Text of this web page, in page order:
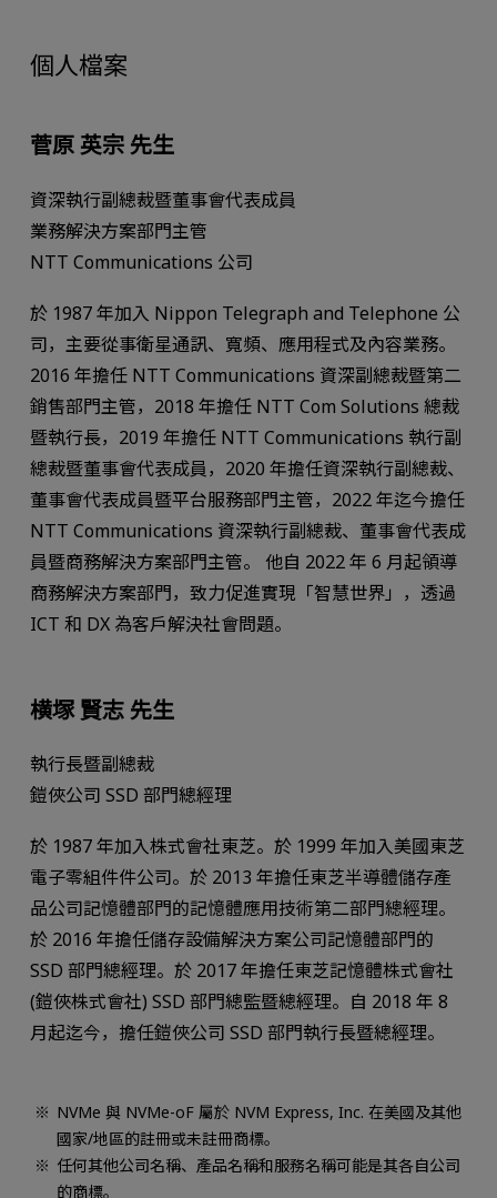
個人檔案
菅原 英宗 先生
資深執行副總裁暨董事會代表成員
業務解決方案部門主管
NTT Communications 公司
於 1987 年加入 Nippon Telegraph and Telephone 公
司，主要從事衛星通訊、寬頻、應用程式及內容業務。
2016 年擔任 NTT Communications 資深副總裁暨第二
銷售部門主管，2018 年擔任 NTT Com Solutions 總裁
暨執行長，2019 年擔任 NTT Communications 執行副
總裁暨董事會代表成員，2020 年擔任資深執行副總裁、
董事會代表成員暨平台服務部門主管，2022 年迄今擔任
NTT Communications 資深執行副總裁、董事會代表成
員暨商務解決方案部門主管。 他自 2022 年 6 月起領導
商務解決方案部門，致力促進實現「智慧世界」，透過
ICT 和 DX 為客戶解決社會問題。
横塚 賢志 先生
執行長暨副總裁
鎧俠公司 SSD 部門總經理
於 1987 年加入株式會社東芝。於 1999 年加入美國東芝
電子零組件件公司。於 2013 年擔任東芝半導體儲存產
品公司記憶體部門的記憶體應用技術第二部門總經理。
於 2016 年擔任儲存設備解決方案公司記憶體部門的
SSD 部門總經理。於 2017 年擔任東芝記憶體株式會社
(鎧俠株式會社) SSD 部門總監暨總經理。自 2018 年 8
月起迄今，擔任鎧俠公司 SSD 部門執行長暨總經理。
NVMe 與 NVMe-oF 屬於 NVM Express, Inc. 在美國及其他
國家/地區的註冊或未註冊商標。
任何其他公司名稱、產品名稱和服務名稱可能是其各自公司
的商標。